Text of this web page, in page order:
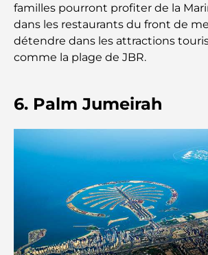
Rarest Car in the World:
Beyond Price
un guide pour les investisseurs
détente se rencontrent
Les meilleures écoles IB à Dubaï
complet pour les parents
familles pourront profiter de la
dans les restaurants du front de
détendre dans les attractions
comme la plage de JBR.
6. Palm Jumeirah